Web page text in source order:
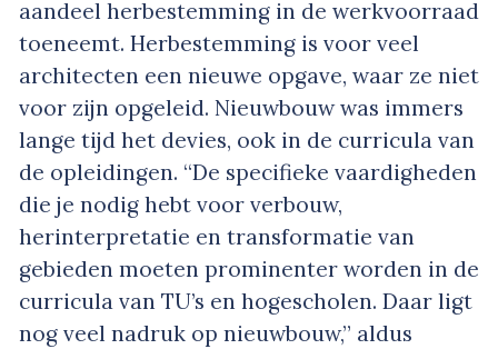
aandeel herbestemming in de werkvoorraad
toeneemt. Herbestemming is voor veel
architecten een nieuwe opgave, waar ze niet
voor zijn opgeleid. Nieuwbouw was immers
lange tijd het devies, ook in de curricula van
de opleidingen. “De speci­fieke vaardigheden
die je nodig hebt voor verbouw,
herinterpretatie en transformatie van
gebieden moeten prominenter worden in de
curricula van TU’s en hogescholen. Daar ligt
nog veel nadruk op nieuwbouw,” aldus